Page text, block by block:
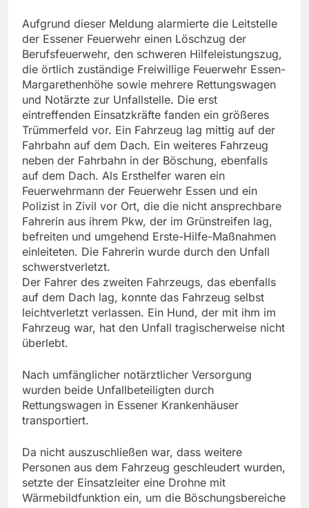
Aufgrund dieser Meldung alarmierte die Leitstelle
der Essener Feuerwehr einen Löschzug der
Berufsfeuerwehr, den schweren Hilfeleistungszug,
die örtlich zuständige Freiwillige Feuerwehr Essen-
Margarethenhöhe sowie mehrere Rettungswagen
und Notärzte zur Unfallstelle. Die erst
eintreffenden Einsatzkräfte fanden ein größeres
Trümmerfeld vor. Ein Fahrzeug lag mittig auf der
Fahrbahn auf dem Dach. Ein weiteres Fahrzeug
neben der Fahrbahn in der Böschung, ebenfalls
auf dem Dach. Als Ersthelfer waren ein
Feuerwehrmann der Feuerwehr Essen und ein
Polizist in Zivil vor Ort, die die nicht ansprechbare
Fahrerin aus ihrem Pkw, der im Grünstreifen lag,
befreiten und umgehend Erste-Hilfe-Maßnahmen
einleiteten. Die Fahrerin wurde durch den Unfall
schwerstverletzt.
Der Fahrer des zweiten Fahrzeugs, das ebenfalls
auf dem Dach lag, konnte das Fahrzeug selbst
leichtverletzt verlassen. Ein Hund, der mit ihm im
Fahrzeug war, hat den Unfall tragischerweise nicht
überlebt.
Nach umfänglicher notärztlicher Versorgung
wurden beide Unfallbeteiligten durch
Rettungswagen in Essener Krankenhäuser
transportiert.
Da nicht auszuschließen war, dass weitere
Personen aus dem Fahrzeug geschleudert wurden,
setzte der Einsatzleiter eine Drohne mit
Wärmebildfunktion ein, um die Böschungsbereiche